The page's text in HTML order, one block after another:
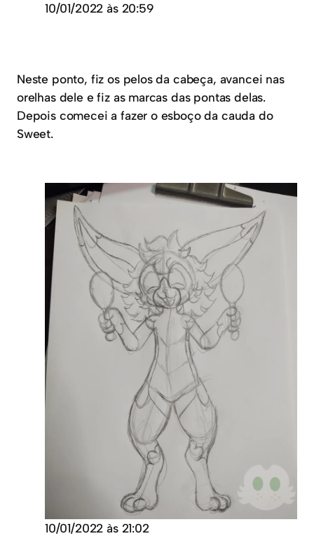
10/01/2022 às 20:59
Neste ponto, fiz os pelos da cabeça, avancei nas
orelhas dele e fiz as marcas das pontas delas.
Depois comecei a fazer o esboço da cauda do
Sweet.
10/01/2022 às 21:02